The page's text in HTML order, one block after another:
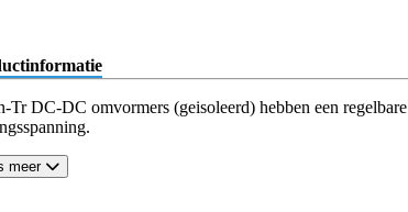
Tr DC-DC omvormers (geisoleerd) hebben een regelbare
meer